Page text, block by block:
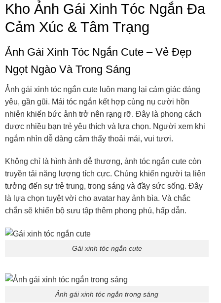
Kho Ảnh Gái Xinh Tóc Ngắn Đa
Cảm Xúc & Tâm Trạng
Ảnh Gái Xinh Tóc Ngắn Cute – Vẻ Đẹp
Ngọt Ngào Và Trong Sáng
Ảnh gái xinh tóc ngắn cute luôn mang lại cảm giác đáng
yêu, gần gũi. Mái tóc ngắn kết hợp cùng nụ cười hồn
nhiên khiến bức ảnh trở nên rạng rỡ. Đây là phong cách
được nhiều bạn trẻ yêu thích và lựa chọn. Người xem khi
ngắm nhìn dễ dàng cảm thấy thoải mái, vui tươi.
Không chỉ là hình ảnh dễ thương, ảnh tóc ngắn cute còn
truyền tải năng lượng tích cực. Chúng khiến người ta liên
tưởng đến sự trẻ trung, trong sáng và đầy sức sống. Đây
là lựa chọn tuyệt vời cho avatar hay ảnh bìa. Và chắc
chắn sẽ khiến bộ sưu tập thêm phong phú, hấp dẫn.
Gái xinh tóc ngắn cute
Ảnh gái xinh tóc ngắn trong sáng